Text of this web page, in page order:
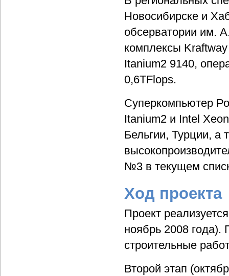
Новосибирске и
обсерватории им.
комплексы
Itanium2 9140,
0,6TFlops.
Суперкомпьютер
Itanium2 и Intel
Бельгии, Турции, а
№3 в текущем
Ход проекта
Проект
ноябрь 2008 года).
строительные
Второй этап